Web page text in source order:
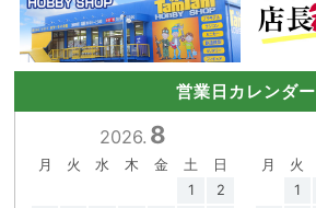
営業日カレンダー
2026. 8
月 火 水 木 金 土
日
1
2
月 火
1